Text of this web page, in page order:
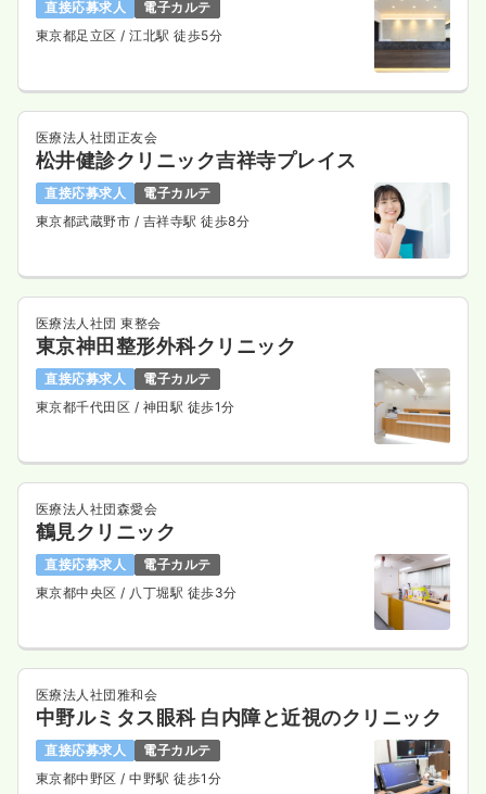
直接応募求人
電子カルテ
東京都足立区/ 江北駅 徒歩5分
医療法人社団正友会
松井健診クリニック吉祥寺プレイス
直接応募求人
電子カルテ
東京都武蔵野市 / 吉祥寺駅 徒歩8分
医療法人社団 東整会
東京神田整形外科クリニック
直接応募求人
電子カルテ
東京都千代田区 / 神田駅 徒歩1分
医療法人社団森愛会
鶴見クリニック
直接応募求人
電子カルテ
東京都中央区/ 八丁堀駅 徒歩3分
医療法人社団雅和会
中野ルミタス眼科 白内障と近視のクリニック
直接応募求人
電子カルテ
東京都中野区/ 中野駅 徒歩1分